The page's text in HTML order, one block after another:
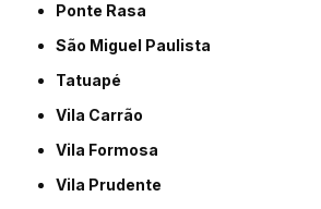
Ponte Rasa
São Miguel Paulista
Tatuapé
Vila Carrão
Vila Formosa
Vila Prudente